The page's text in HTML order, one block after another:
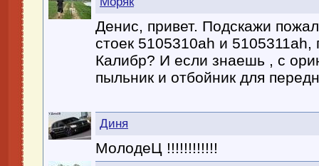
Денис, привет. Подскажи
стоек 5105310ah и 5105311ah,
Калибр? И если знаешь , с
пыльник и отбойник для
Диня
МолодеЦ !!!!!!!!!!!!